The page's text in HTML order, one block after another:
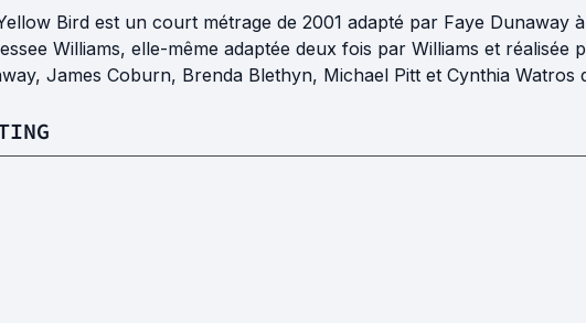
Bird est un court métrage de 2001 adapté par Faye Dunaway
Williams, elle-même adaptée deux fois par Williams et réalisée
James Coburn, Brenda Blethyn, Michael Pitt et Cynthia Watros